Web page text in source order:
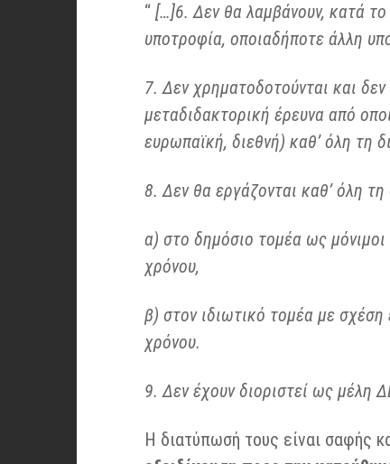
“[…]6. Δεν θα λαμβάνουν, κατά το
υποτροφία, οποιαδήποτε άλλη
7. Δεν χρηματοδοτούνται και
μεταδιδακτορική έρευνα από
ευρωπαϊκή, διεθνή) καθ’ όλη τη
8. Δεν θα εργάζονται καθ’ όλη
α) στο δημόσιο τομέα ως
χρόνου,
β) στον ιδιωτικό τομέα με
χρόνου.
9. Δεν έχουν διοριστεί ως μέλη
Η διατύπωσή τους είναι σαφής